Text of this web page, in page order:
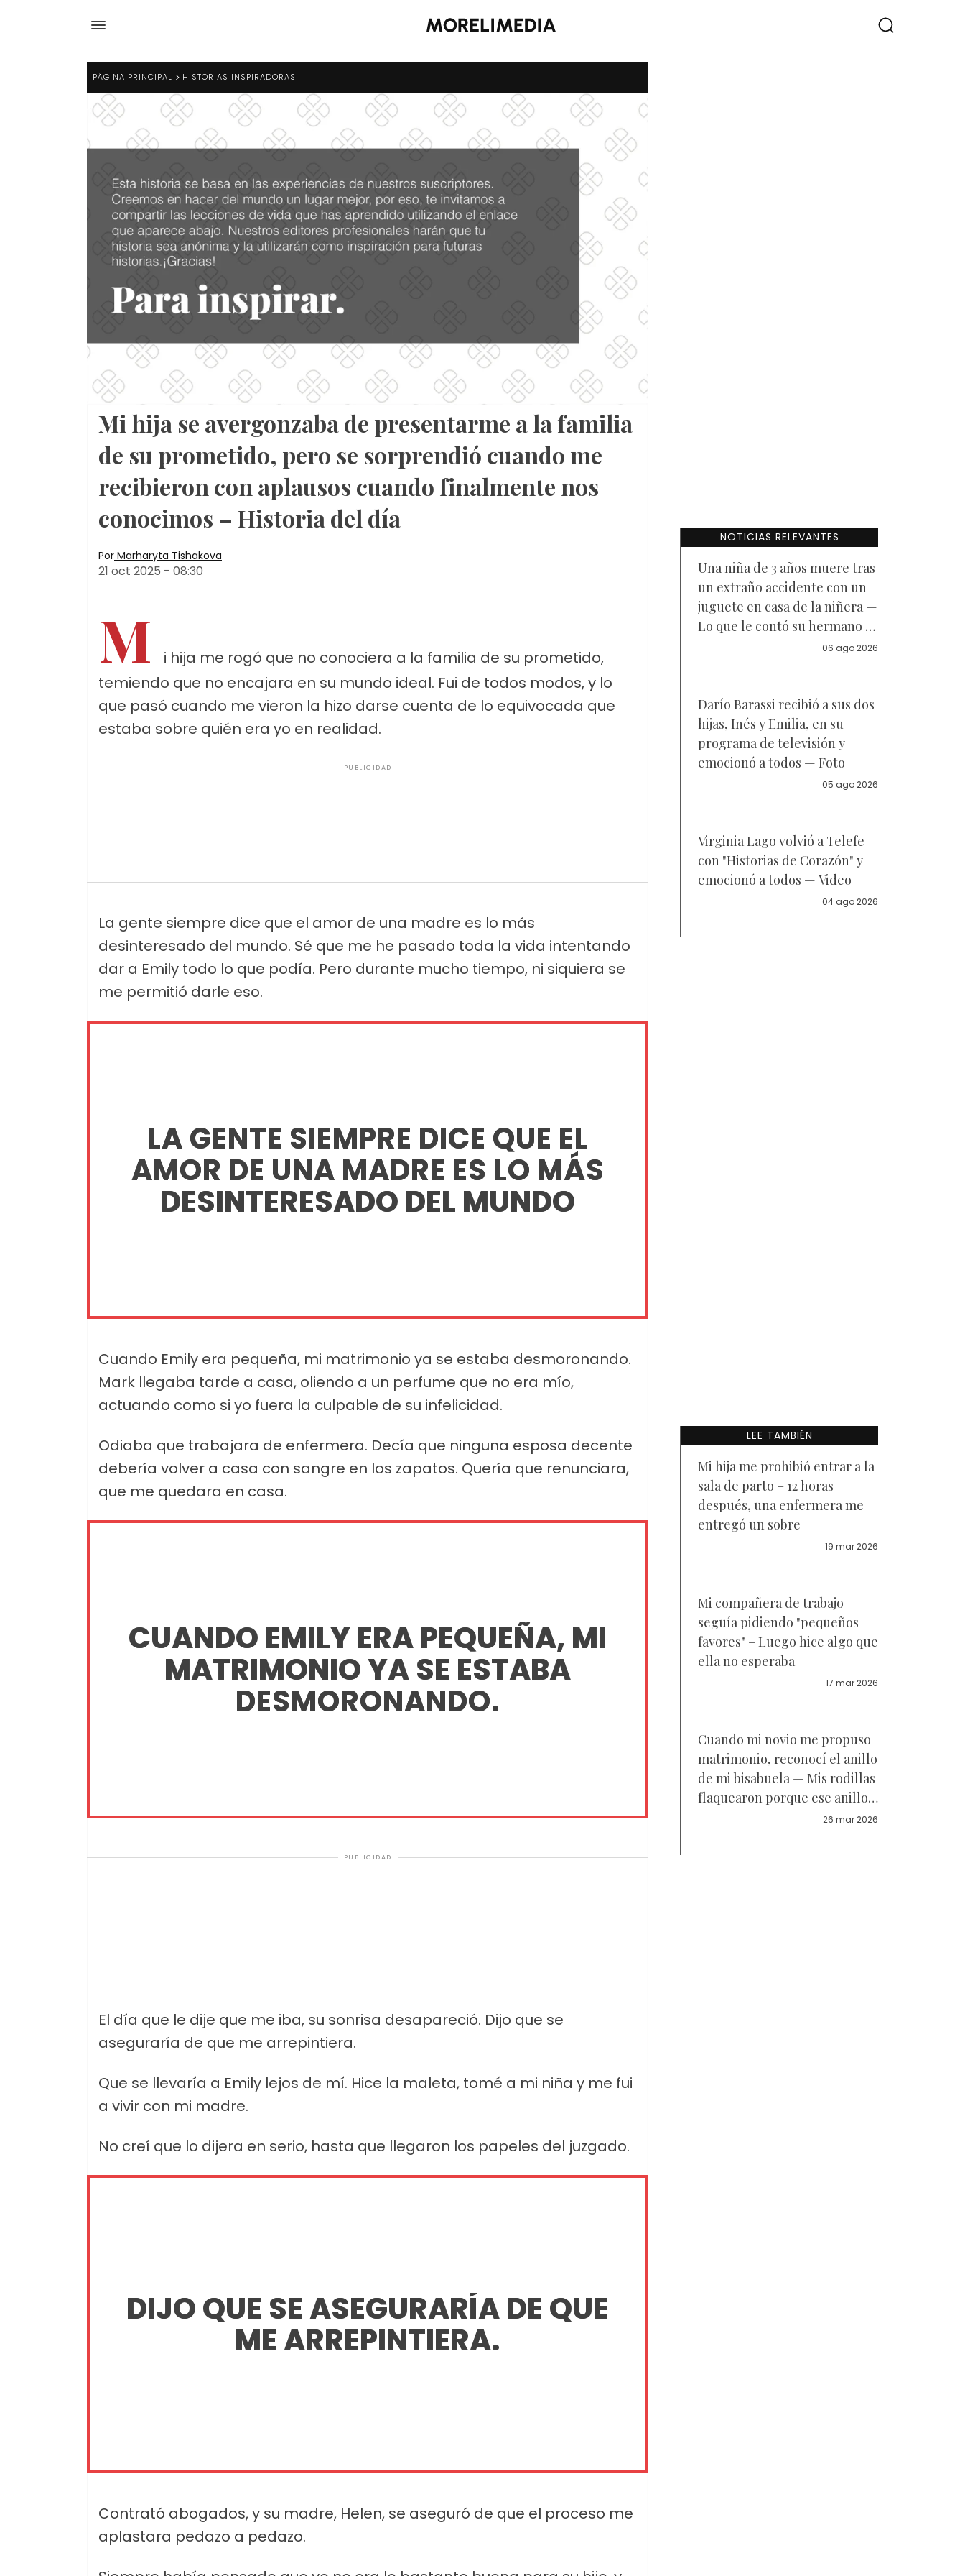
PÁGINA PRINCIPAL HISTORIAS INSPIRADORAS
Mi hija se avergonzaba de presentarme a la familia
de su prometido, pero se sorprendió cuando me
recibieron con aplausos cuando finalmente nos
conocimos – Historia del día
Por Marharyta Tishakova
21 oct 2025 - 08:30
M
i hija me rogó que no conociera a la familia de su prometido,
temiendo que no encajara en su mundo ideal. Fui de todos modos, y lo
que pasó cuando me vieron la hizo darse cuenta de lo equivocada que
estaba sobre quién era yo en realidad.
PUBLICIDAD
La gente siempre dice que el amor de una madre es lo más
desinteresado del mundo. Sé que me he pasado toda la vida intentando
dar a Emily todo lo que podía. Pero durante mucho tiempo, ni siquiera se
me permitió darle eso.
LA GENTE SIEMPRE DICE QUE EL
AMOR DE UNA MADRE ES LO MÁS
DESINTERESADO DEL MUNDO
Cuando Emily era pequeña, mi matrimonio ya se estaba desmoronando.
Mark llegaba tarde a casa, oliendo a un perfume que no era mío,
actuando como si yo fuera la culpable de su infelicidad.
Odiaba que trabajara de enfermera. Decía que ninguna esposa decente
debería volver a casa con sangre en los zapatos. Quería que renunciara,
que me quedara en casa.
CUANDO EMILY ERA PEQUEÑA, MI
MATRIMONIO YA SE ESTABA
DESMORONANDO.
PUBLICIDAD
El día que le dije que me iba, su sonrisa desapareció. Dijo que se
aseguraría de que me arrepintiera.
Que se llevaría a Emily lejos de mí. Hice la maleta, tomé a mi niña y me fui
a vivir con mi madre.
No creí que lo dijera en serio, hasta que llegaron los papeles del juzgado.
DIJO QUE SE ASEGURARÍA DE QUE
ME ARREPINTIERA.
Contrató abogados, y su madre, Helen, se aseguró de que el proceso me
aplastara pedazo a pedazo.
NOTICIAS RELEVANTES
Una niña de 3 años muere tras
un extraño accidente con un
juguete en casa de la niñera —
Lo que le contó su hermano a
06 ago 2026
Darío Barassi recibió a sus dos
hijas, Inés y Emilia, en su
programa de televisión y
emocionó a todos — Foto
05 ago 2026
Virginia Lago volvió a Telefe
con "Historias de Corazón" y
emocionó a todos — Video
04 ago 2026
LEE TAMBIÉN
Mi hija me prohibió entrar a la
sala de parto – 12 horas
después, una enfermera me
entregó un sobre
19 mar 2026
Mi compañera de trabajo
seguía pidiendo "pequeños
favores" – Luego hice algo que
ella no esperaba
17 mar 2026
Cuando mi novio me propuso
matrimonio, reconocí el anillo
de mi bisabuela — Mis rodillas
flaquearon porque ese anillo
había sido enterrado con ella
26 mar 2026